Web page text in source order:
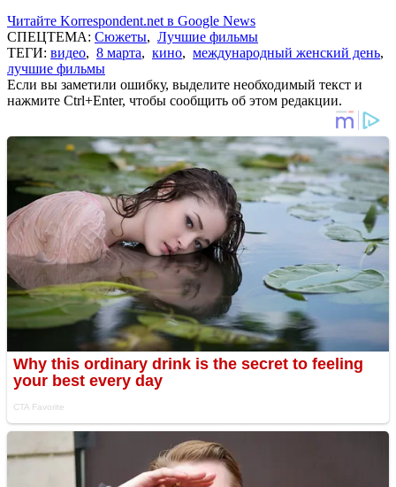
Читайте Korrespondent.net в Google News
СПЕЦТЕМА: Сюжеты, Лучшие фильмы
ТЕГИ: видео, 8 марта, кино, международный женский день,
лучшие фильмы
Если вы заметили ошибку, выделите необходимый текст и
нажмите Ctrl+Enter, чтобы сообщить об этом редакции.